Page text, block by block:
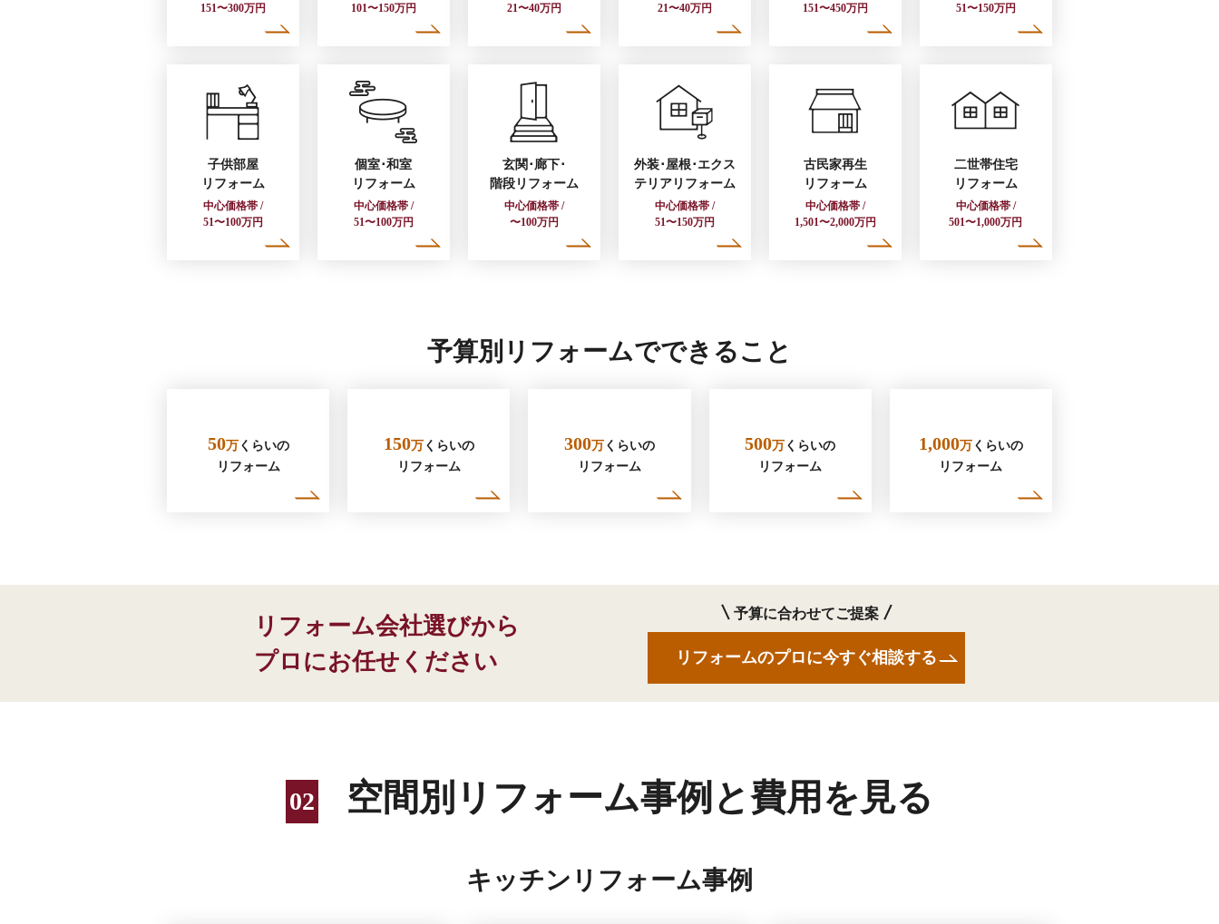
151〜300万円
101〜150万円
21〜40万円
21〜40万円
151〜450万円
51〜150万円
子供部屋
リフォーム
中心価格帯 /
51〜100万円
個室･和室
リフォーム
中心価格帯 /
51〜100万円
玄関･廊下･
階段リフォーム
中心価格帯 /
〜100万円
外装･屋根･エクス
テリアリフォーム
中心価格帯 /
51〜150万円
古民家再生
リフォーム
中心価格帯 /
1,501〜2,000万円
二世帯住宅
リフォーム
中心価格帯 /
501〜1,000万円
予算別リフォームでできること
50万くらいの
リフォーム
150万くらいの
リフォーム
300万 くらいの
リフォーム
500万 くらいの
リフォーム
1,000万くらいの
リフォーム
リフォーム会社選びから
プロにお任せください
予算に合わせてご提案
リフォームのプロに今すぐ相談する
空間別リフォーム事例と費用を見る
キッチンリフォーム事例